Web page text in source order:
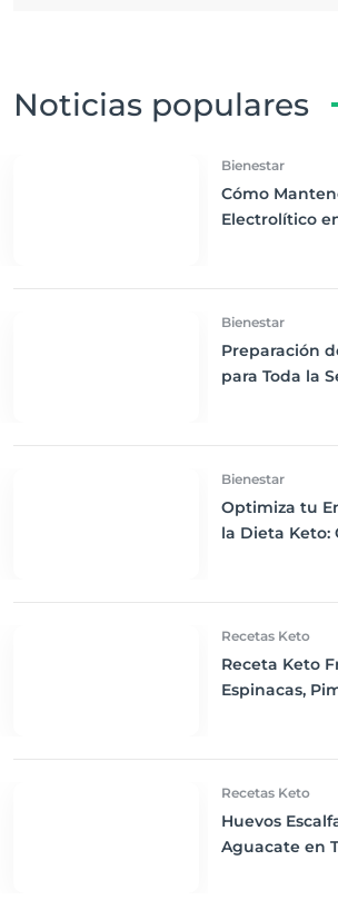
Noticias populares
Bienestar
Cómo
Electrolítico
Bienestar
Preparación
para Toda la
Bienestar
Optimiza tu
la Dieta Keto:
Recetas Keto
Receta Keto
Espinacas,
Recetas Keto
Huevos
Aguacate en